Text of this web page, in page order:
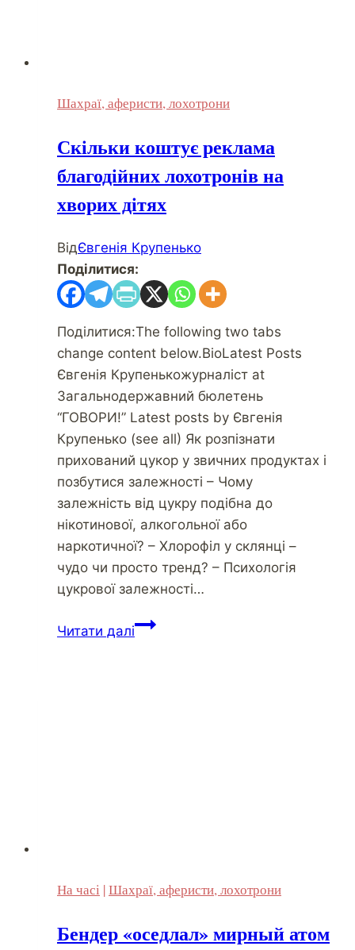
Шахраї, аферисти, лохотрони
Скільки коштує реклама
благодійних лохотронів на
хворих дітях
ВідЄвгенія Крупенько
Поділитися:
Поділитися:The following two tabs
change content below.BioLatest Posts
Євгенія Крупенькожурналіст at
Загальнодержавний бюлетень
“ГОВОРИ!” Latest posts by Євгенія
Крупенько (see all) Як розпізнати
прихований цукор у звичних продуктах і
позбутися залежності – Чому
залежність від цукру подібна до
нікотинової, алкогольної або
наркотичної? – Хлорофіл у склянці –
чудо чи просто тренд? – Психологія
цукрової залежності…
Читати далі
На часі |Шахраї, аферисти, лохотрони
Бендер «оседлал» мирный атом